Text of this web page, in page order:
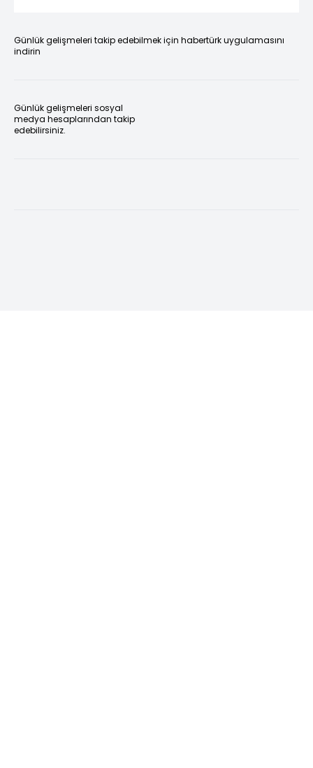
Günlük gelişmeleri takip edebilmek için habertürk uygulamasını
indirin
Günlük gelişmeleri sosyal
medya hesaplarından takip
edebilirsiniz.